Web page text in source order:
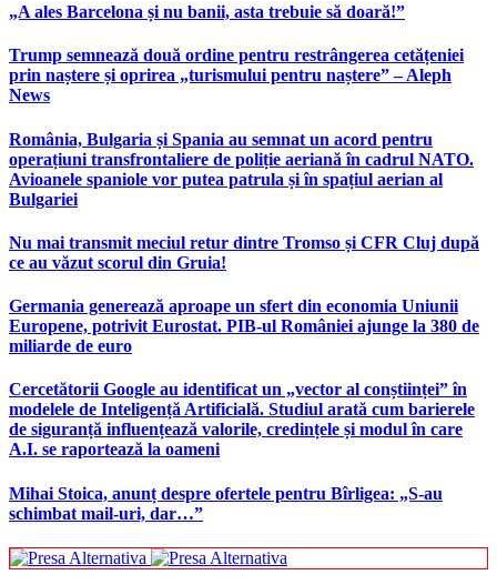
„A ales Barcelona și nu banii, asta trebuie să doară!”
Trump semnează două ordine pentru restrângerea cetățeniei
prin naștere și oprirea „turismului pentru naștere” – Aleph
News
România, Bulgaria și Spania au semnat un acord pentru
operațiuni transfrontaliere de poliție aeriană în cadrul NATO.
Avioanele spaniole vor putea patrula și în spațiul aerian al
Bulgariei
Nu mai transmit meciul retur dintre Tromso și CFR Cluj după
ce au văzut scorul din Gruia!
Germania generează aproape un sfert din economia Uniunii
Europene, potrivit Eurostat. PIB-ul României ajunge la 380 de
miliarde de euro
Cercetătorii Google au identificat un „vector al conștiinței” în
modelele de Inteligență Artificială. Studiul arată cum barierele
de siguranță influențează valorile, credințele și modul în care
A.I. se raportează la oameni
Mihai Stoica, anunț despre ofertele pentru Bîrligea: „S-au
schimbat mail-uri, dar…”